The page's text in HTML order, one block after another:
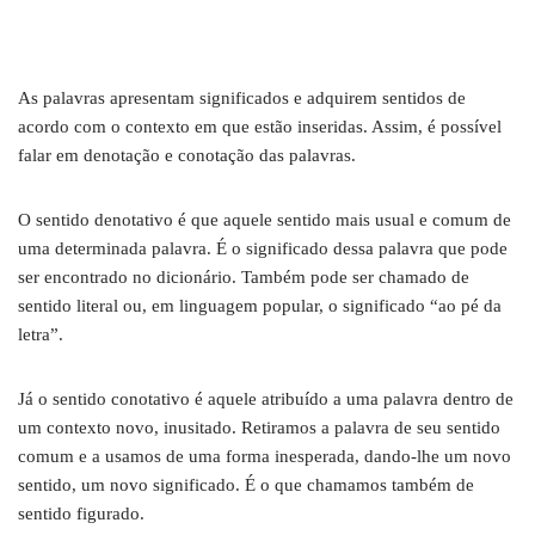
As palavras apresentam significados e adquirem sentidos de
acordo com o contexto em que estão inseridas. Assim, é possível
falar em denotação e conotação das palavras.
O sentido denotativo é que aquele sentido mais usual e comum de
uma determinada palavra. É o significado dessa palavra que pode
ser encontrado no dicionário. Também pode ser chamado de
sentido literal ou, em linguagem popular, o significado “ao pé da
letra”.
Já o sentido conotativo é aquele atribuído a uma palavra dentro de
um contexto novo, inusitado. Retiramos a palavra de seu sentido
comum e a usamos de uma forma inesperada, dando-lhe um novo
sentido, um novo significado. É o que chamamos também de
sentido figurado.